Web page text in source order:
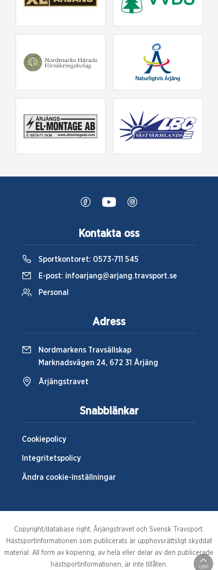
Snabblänkar
Cookiepolicy
Integritetspolicy
Ändra cookie-inställningar
Kontakta oss
Sportkontoret: 0573-711 545
E-post: infoarjang@arjang.travsport.se
Personal
Adress
Nordmarkens Travsällskap
Marknadsvägen 24, 672 31 Årjäng
Årjängstravet
UPP
Copyright/database right, Årjängstravet och Svensk Travsport.
Hästsportinformationen som publicerats är upphovsrättsligt skyddat
material. All form av kopiering, av hela eller delar av den publicerade
hästsportinformationen, är inte tillåten.